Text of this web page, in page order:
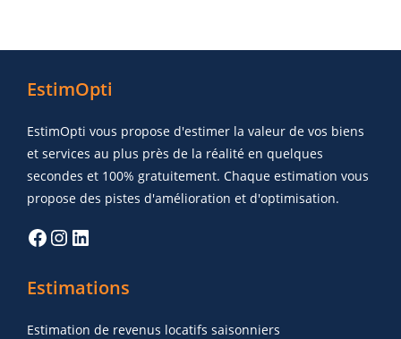
EstimOpti
EstimOpti vous propose d'estimer la valeur de vos biens
et services au plus près de la réalité en quelques
secondes et 100% gratuitement. Chaque estimation vous
propose des pistes d'amélioration et d'optimisation.
Estimations
Estimation de revenus locatifs saisonniers